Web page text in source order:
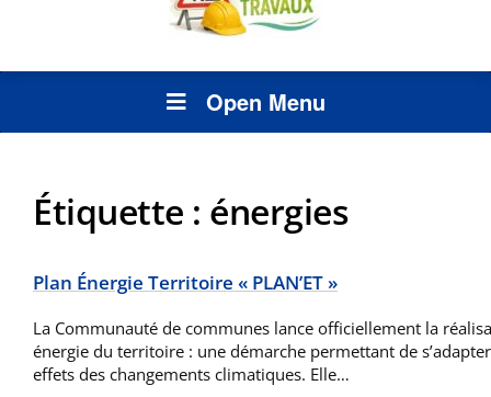
Open Menu
Étiquette : énergies
Plan Énergie Territoire « PLAN’ET »
La Communauté de communes lance officiellement la
énergie du territoire : une démarche permettant de
effets des changements climatiques. Elle…